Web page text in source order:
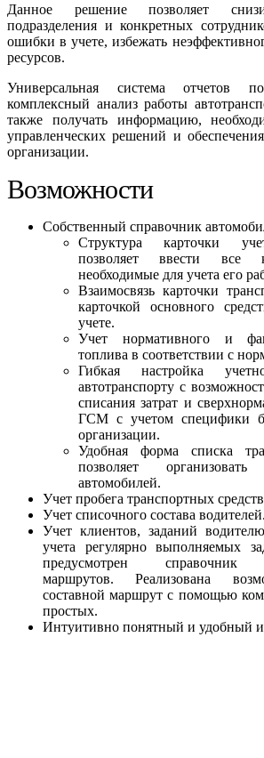
Данное решение позволяет
подразделения и конкретных
ошибки в учете, избежать
ресурсов.
Универсальная система отчетов
комплексный анализ работы
также получать информацию,
управленческих решений и
организации.
Возможности
Собственный справочник
Структура карточки
позволяет ввести все
необходимые для учета его
Взаимосвязь карточки
карточкой основного
учете.
Учет нормативного и
топлива в соответствии с
Гибкая настройка
автотранспорту с
списания затрат и
ГСМ с учетом специфики
организации.
Удобная форма списка
позволяет
автомобилей.
Учет пробега транспортных
Учет списочного состава водителей.
Учет клиентов, заданий
учета регулярно выполняемых
предусмотрен справочник
маршрутов. Реализована
составной маршрут с помощью
простых.
Интуитивно понятный и удобный